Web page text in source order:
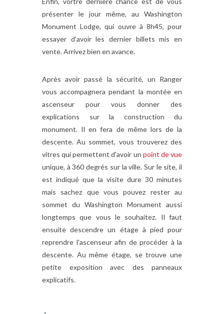
présenter le jour même, au Washington
Monument Lodge, qui ouvre à 8h45, pour
essayer d'avoir les dernier billets mis en
vente. Arrivez bien en avance.
Après avoir passé la sécurité, un Ranger
vous accompagnera pendant la montée en
ascenseur pour vous donner des
explications sur la construction du
monument. Il en fera de même lors de la
descente. Au sommet, vous trouverez des
vitres qui permettent d'avoir un point de vue
unique, à 360 degrés sur la ville. Sur le site, il
est indiqué que la visite dure 30 minutes
mais sachez que vous pouvez rester au
sommet du Washington Monument aussi
longtemps que vous le souhaitez. Il faut
ensuite descendre un étage à pied pour
reprendre l'ascenseur afin de procéder à la
descente. Au même étage, se trouve une
petite exposition avec des panneaux
explicatifs.